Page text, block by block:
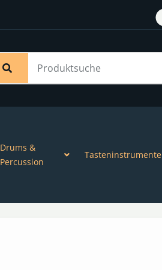
Drums &
Percussion
Tasteninstrumente